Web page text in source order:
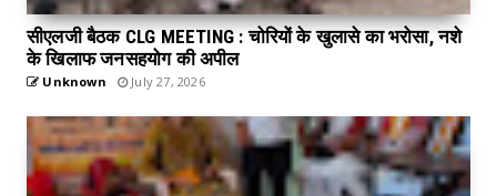
सीएलजी बैठक CLG MEETING : चोरियों के खुलासे का भरोसा, नशे
के खिलाफ जनसहयोग की अपील
Unknown July 27, 2026